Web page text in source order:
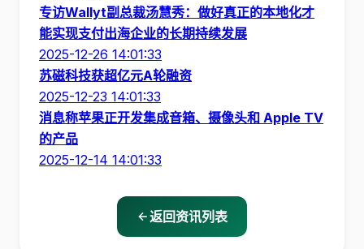
专访Wallyt副总裁汤慧秀：做好真正的本地化才
能实现支付出海企业的长期持续发展
2025-12-26 14:01:33
苏磁科技获超亿元A轮融资
2025-12-23 14:01:33
消息称苹果正开发集成音箱、摄像头和 Apple TV
的产品
2025-12-14 14:01:33
返回资讯列表